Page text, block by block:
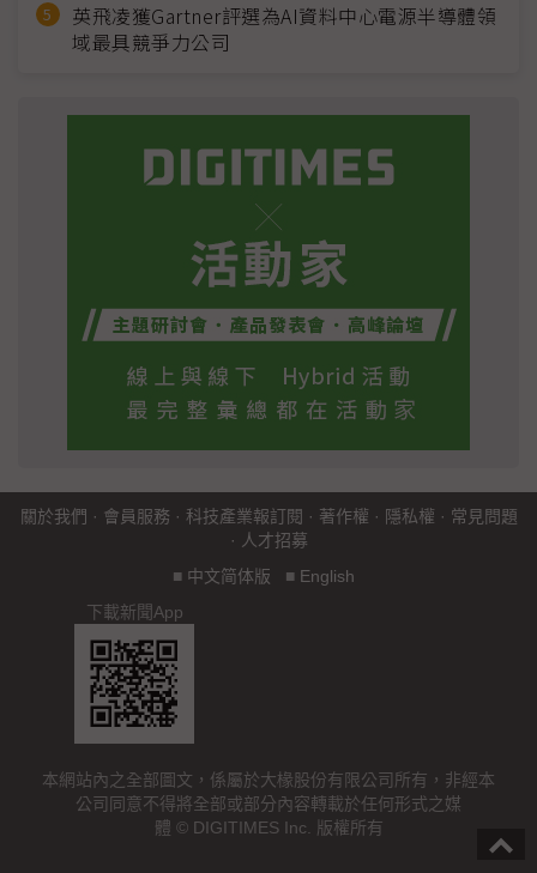
英飛凌獲Gartner評選為AI資料中心電源半導體領
域最具競爭力公司
關於我們 · 會員服務 · 科技產業報訂閱 · 著作權 · 隱私權 · 常見問題
· 人才招募
■ 中文简体版 ■ English
下載新聞App
本網站內之全部圖文，係屬於大椽股份有限公司所有，非經本
公司同意不得將全部或部分內容轉載於任何形式之媒
體 © DIGITIMES Inc. 版權所有